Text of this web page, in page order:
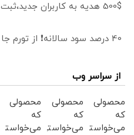
500$ هدیه به کاربران جدید،ثبت نام کن
40 درصد سود سالانه❗ از تورم جا نمونی😲
از سراسر وب
محصولی
که
می‌خواستی
محصولی
که
می‌خواستی
محصولی
که
می‌خواستی